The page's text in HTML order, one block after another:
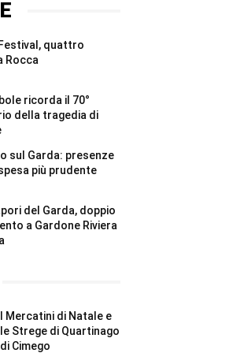
quattro
Rocca
ricorda il 70°
della tragedia di
sul Garda: presenze
più prudente
del Garda, doppio
a Gardone Riviera
I Mercatini di Natale e
le Strege di Quartinago
di Cimego